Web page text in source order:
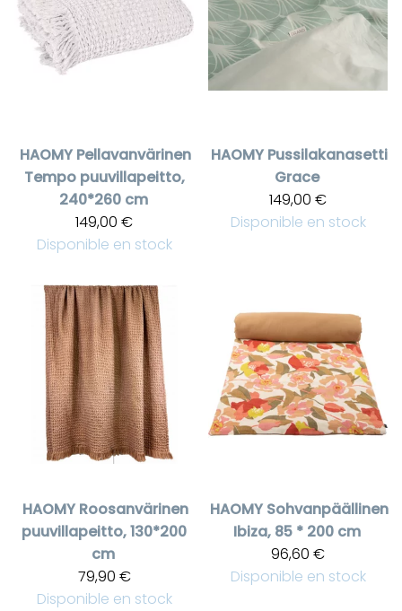
HAOMY Pellavanvärinen
Tempo puuvillapeitto,
240*260 cm
149,00 €
Disponible en stock
HAOMY Pussilakanasetti
Grace
149,00 €
Disponible en stock
HAOMY Roosanvärinen
puuvillapeitto, 130*200
cm
79,90 €
Disponible en stock
HAOMY Sohvanpäällinen
Ibiza, 85 * 200 cm
96,60 €
Disponible en stock